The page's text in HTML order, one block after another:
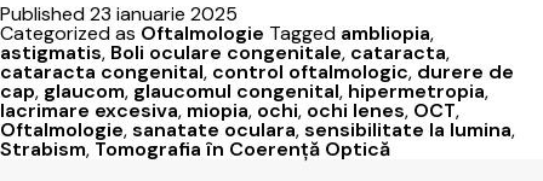
la
copii:
importanța
controalelor
periodice
Published23 ianuarie 2025
Categorized as Oftalmologie Tagged ambliopia,
astigmatis, Boli oculare congenitale, cataracta,
cataracta congenital, control oftalmologic, durere de
cap, glaucom, glaucomul congenital, hipermetropia,
lacrimare excesiva, miopia, ochi, ochi lenes, OCT,
Oftalmologie,sanatate oculara,sensibilitate la lumina,
Strabism, Tomografia în Coerență Optică